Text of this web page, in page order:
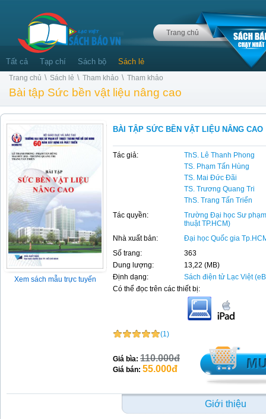
Trang chủ
Tất cả Tạp chí Sách bộ Sách lẻ
Trang chủ \ Sách lẻ \ Tham khảo \ Tham khảo
Bài tập Sức bền vật liệu nâng cao
Xem sách mẫu trực tuyến
BÀI TẬP SỨC BỀN VẬT LIỆU NÂNG CAO
Tác giả:
ThS. Lê Thanh Phong
TS. Phạm Tấn Hùng
TS. Mai Đức Đãi
TS. Trương Quang Tri
ThS. Trang Tấn Triển
Tác quyền:
Trường Đại học Sư
thuật TP.HCM)
Nhà xuất bản:
Đại học Quốc gia
Số trang:
363
Dung lượng:
13,22 (MB)
Định dạng:
Sách điện tử Lạc Việt
Có thể đọc trên các thiết bị:
(1)
Giá bìa: 110.000đ
Giá bán: 55.000đ
Giới thiệu